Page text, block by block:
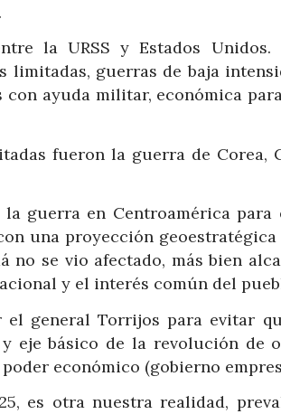
la URSS y Estados
limitadas, guerras de baja
con ayuda militar, económica
fueron la guerra de Corea,
guerra en Centroamérica
una proyección
no se vio afectado, más bien
y el interés común del
general Torrijos para evitar
eje básico de la revolución de
económico (gobierno
es otra nuestra realidad,